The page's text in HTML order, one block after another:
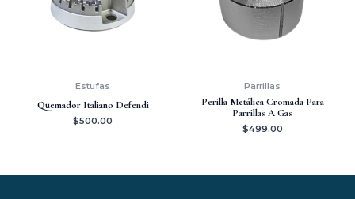
Estufas
Quemador Italiano Defendi
$500.00
Parrillas
Perilla Metálica Cromada Para
Parrillas A Gas
$499.00